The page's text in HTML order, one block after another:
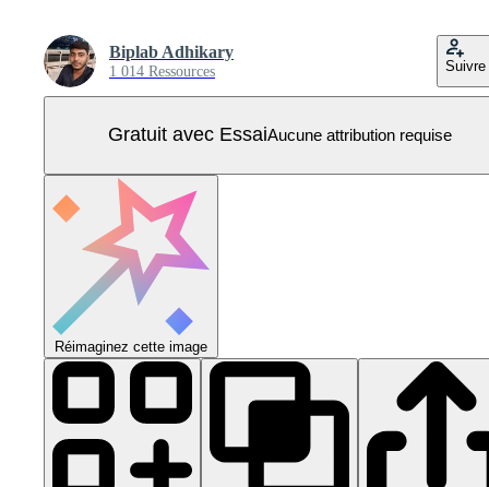
Biplab Adhikary
1 014 Ressources Suivre
Gratuit avec EssaiAucune attribution requise
Réimaginez cette image